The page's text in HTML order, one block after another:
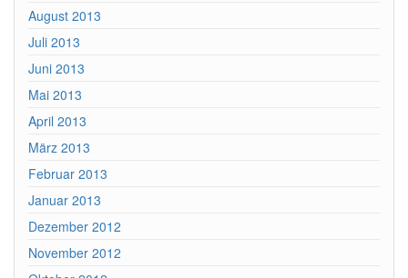
August 2013
Juli 2013
Juni 2013
Mai 2013
April 2013
März 2013
Februar 2013
Januar 2013
Dezember 2012
November 2012